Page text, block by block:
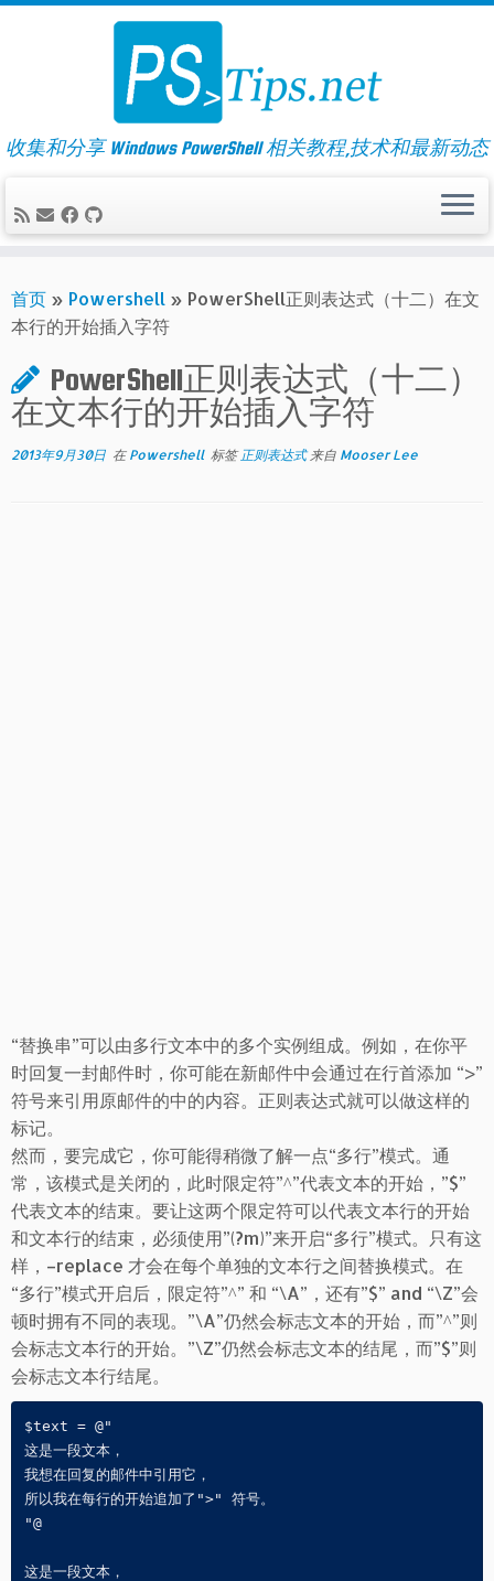
Skip
收集和分享 Windows PowerShell 相关教程,技术和最新动态
首页 » Powershell » PowerShell正则表达式（十二）在文
本行的开始插入字符
PowerShell正则表达式（十二）
在文本行的开始插入字符
2013年9月30日 在 Powershell 标签 正则表达式来自 Mooser Lee
“替换串”可以由多行文本中的多个实例组成。例如，在你平
时回复一封邮件时，你可能在新邮件中会通过在行首添加 “>”
符号来引用原邮件的中的内容。正则表达式就可以做这样的
标记。
然而，要完成它，你可能得稍微了解一点“多行”模式。通
常，该模式是关闭的，此时限定符”^”代表文本的开始，”$”
代表文本的结束。要让这两个限定符可以代表文本行的开始
和文本行的结束，必须使用”(?m)”来开启“多行”模式。只有这
样，–replace 才会在每个单独的文本行之间替换模式。在
“多行”模式开启后，限定符”^” 和 “\A”，还有”$” and “\Z”会
顿时拥有不同的表现。”\A”仍然会标志文本的开始，而”^”则
会标志文本行的开始。”\Z”仍然会标志文本的结尾，而”$”则
会标志文本行结尾。
$text = @"
这是一段文本，
我想在回复的邮件中引用它，
所以我在每行的开始追加了">" 符号。
"@
这是一段文本，